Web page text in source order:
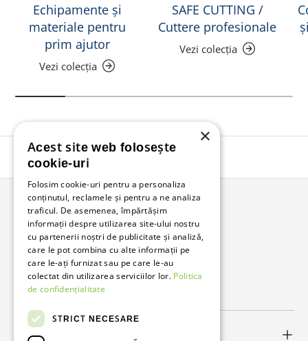
Echipamente și
materiale pentru
prim ajutor
Vezi colecția
SAFE CUTTING /
Cuttere profesionale
Vezi colecția
Înapoi în sus
Bunzl Romania
Soluții complete pentru afacerea ta.
FacebookLinkedIn
Link-uri utile
×
Acest site web folosește
cookie-uri
Folosim cookie-uri pentru a personaliza
conținutul, reclamele și pentru a ne analiza
traficul. De asemenea, împărtășim
informații despre utilizarea site-ului nostru
cu partenerii noștri de publicitate și analiză,
care le pot combina cu alte informații pe
care le-ați furnizat sau pe care le-au
colectat din utilizarea serviciilor lor. Politica
de confidențialitate
STRICT NECESARE